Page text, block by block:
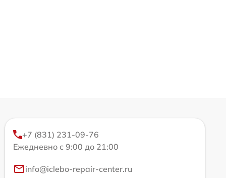
+7 (831) 231-09-76
Ежедневно с 9:00 до 21:00
info@iclebo-repair-center.ru